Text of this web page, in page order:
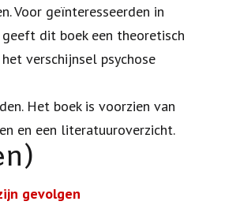
Voor geïnteresseerden in
dit boek een theoretisch
verschijnsel psychose
Het boek is voorzien van
en een literatuuroverzicht.
gevolgen